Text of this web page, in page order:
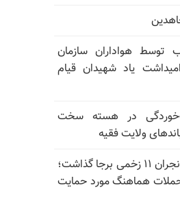
توسط هواداران سازمان
یاد شهیدان قیام
در هسته سخت
ولایت فقیه
حمله حوثی‌ها به نجران ۱۱ زخمی برجا گذاشت؛
هماهنگ مورد حمایت